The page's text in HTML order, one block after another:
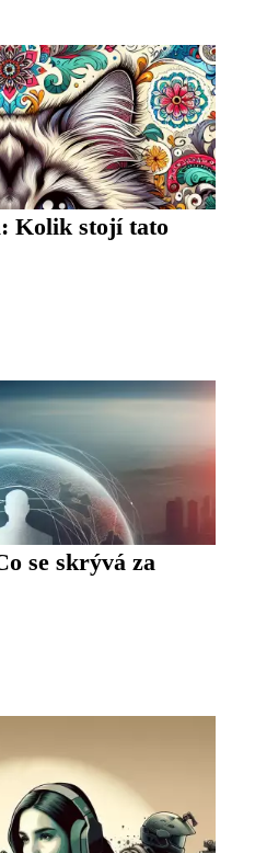
Kolik stojí tato
se skrývá za